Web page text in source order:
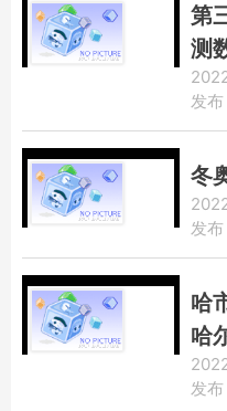
第
测
发
冬
发
哈
哈
及
发